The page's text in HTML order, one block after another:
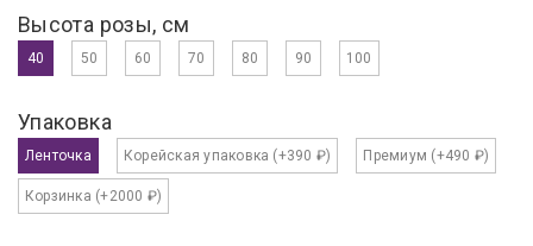
Высота розы, см
40 50 60 70 80 90 100
Упаковка
Ленточка Корейская упаковка (+390 ₽) Премиум (+490 ₽)
Корзинка (+2000 ₽)